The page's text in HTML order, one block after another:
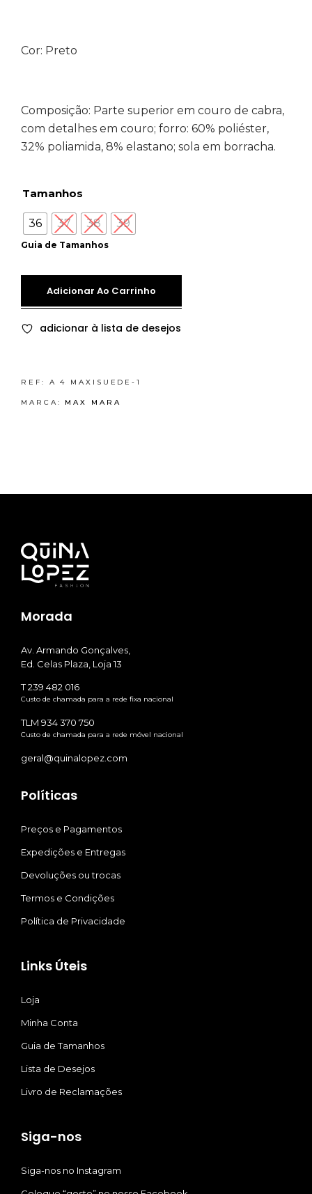
Cor: Preto
Composição: Parte superior em couro de cabra,
com detalhes em couro; forro: 60% poliéster,
32% poliamida, 8% elastano; sola em borracha.
Guia de Tamanhos
Tamanhos
36 37 38 39
Adicionar Ao Carrinho
adicionar à lista de desejos
REF: A 4 MAXISUEDE-1
MARCA: MAX MARA
Morada
Av. Armando Gonçalves,
Ed. Celas Plaza, Loja 13
T 239 482 016
Custo de chamada para a rede fixa nacional
TLM 934 370 750
Custo de chamada para a rede móvel nacional
geral@quinalopez.com
Políticas
Preços e Pagamentos
Expedições e Entregas
Devoluções ou trocas
Termos e Condições
Política de Privacidade
Links Úteis
Loja
Minha Conta
Guia de Tamanhos
Lista de Desejos
Livro de Reclamações
Siga-nos
Siga-nos no Instagram